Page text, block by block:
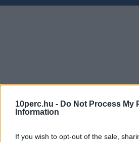
10perc.hu - Do Not Process My
Information
If you wish to opt-out of the sale,